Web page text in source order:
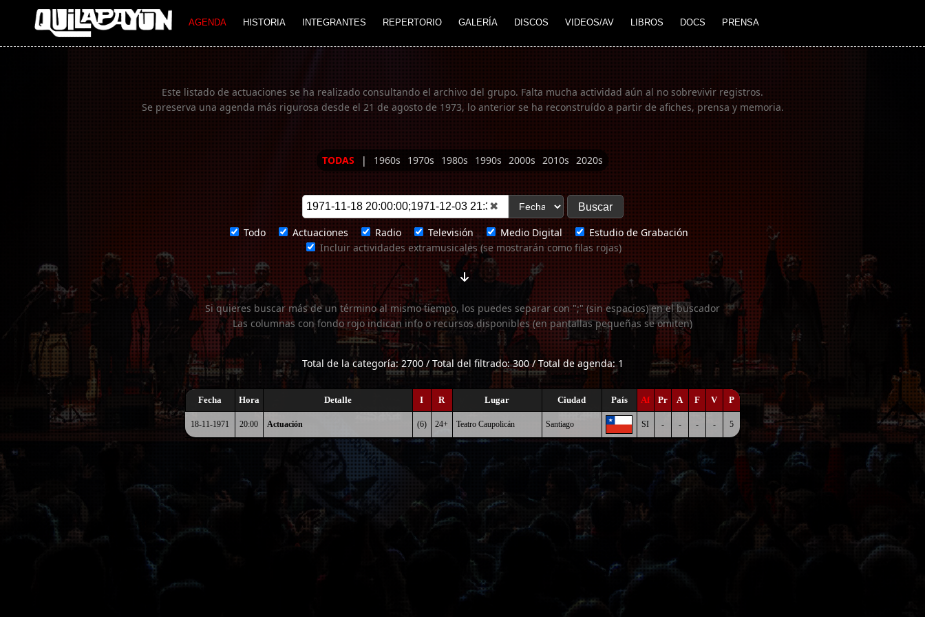
AGENDA HISTORIA INTEGRANTES REPERTORIO GALERÍA DISCOS VIDEOS/AV LIBROS DOCS PRENSA
Imagen 01
Este listado de actuaciones se ha realizado consultando el archivo del grupo. Falta mucha actividad aún al no sobrevivir registros.
Se preserva una agenda más rigurosa desde el 21 de agosto de 1973, lo anterior se ha reconstruído a partir de afiches, prensa y memoria.
TODAS | 1960s 1970s 1980s 1990s 2000s 2010s 2020s
✖
Todo Actuaciones Radio Televisión Medio Digital
Estudio de Grabación
Incluir actividades extramusicales (se mostrarán como filas rojas)
Si quieres buscar más de un término al mismo tiempo, los puedes separar con ";" (sin espacios) en el buscador
Las columnas con fondo rojo indican info o recursos disponibles (en pantallas pequeñas se omiten)
Total de la categoría: 2700 / Total del filtrado: 300 / Total de agenda: 1
Fecha Hora Detalle I R Lugar Ciudad País Af Pr A F V P
18-11-1971 20:00 Actuación (6) 24+ Teatro Caupolicán Santiago SI - - - - 5